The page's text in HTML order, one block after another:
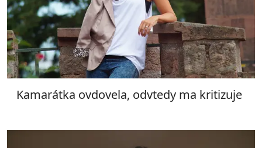
Kamarátka ovdovela, odvtedy ma kritizuje